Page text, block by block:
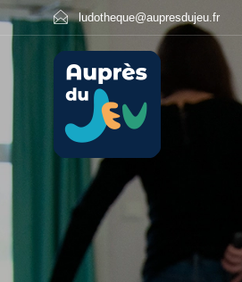
ludotheque@aupresdujeu.fr